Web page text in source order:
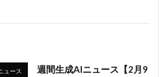
ュース
週間生成AIニュース【2月9